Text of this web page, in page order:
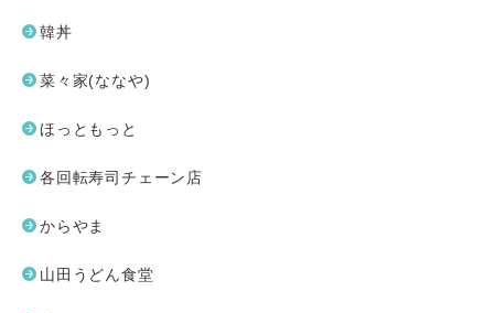
韓丼
菜々家(ななや)
ほっともっと
各回転寿司チェーン店
からやま
山田うどん食堂